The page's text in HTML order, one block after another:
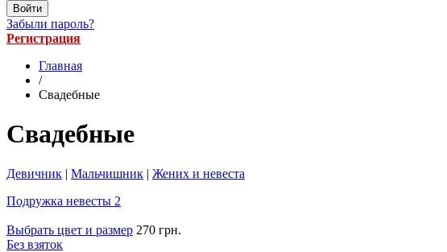
Забыли пароль?
Регистрация
Главная
/
Свадебные
Свадебные
Девичник | Мальчишник | Жених и невеста
Подружка невесты 2
Выбрать цвет и размер 270 грн.
Без взяток